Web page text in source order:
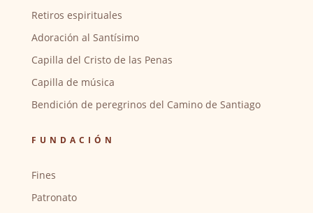
Retiros espirituales
Adoración al Santísimo
Capilla del Cristo de las Penas
Capilla de música
Bendición de peregrinos del Camino de Santiago
FUNDACIÓN
Fines
Patronato